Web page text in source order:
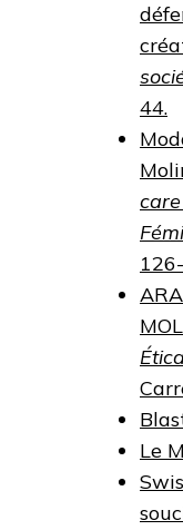
44.
care
Le